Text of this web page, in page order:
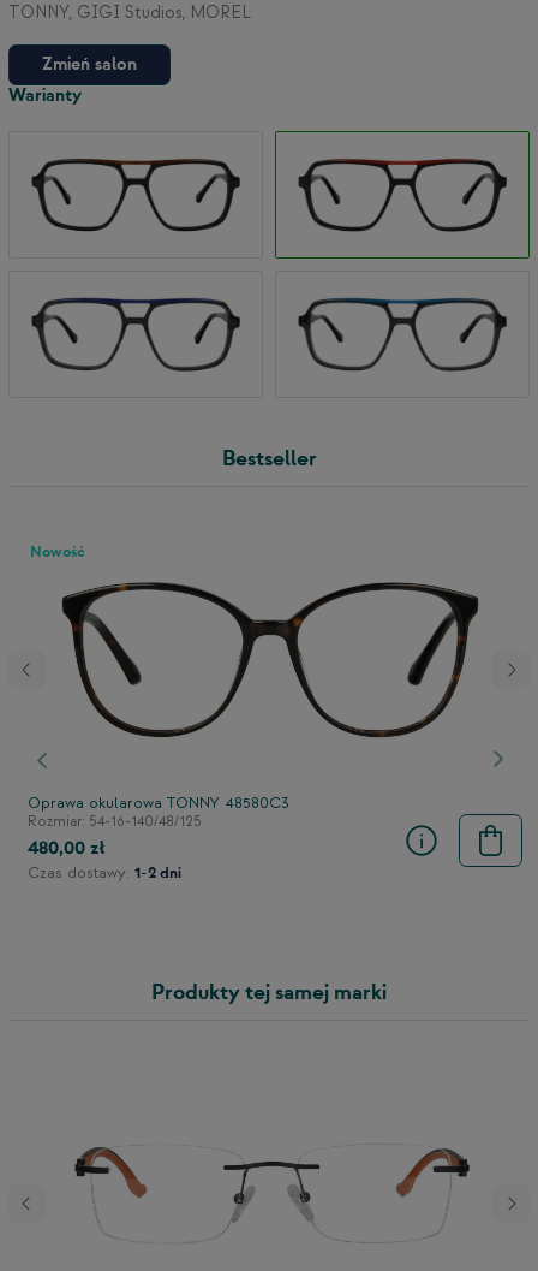
Zmień salon
TONNY, GIGI Studios, MOREL
Warianty
Bestseller
Poprzedni
Nowość
Oprawa okularowa TONNY 48580C3
Rozmiar: 54-16-140/48/125
480,00 zł
Czas dostawy: 1-2 dni
Produkty tej samej marki